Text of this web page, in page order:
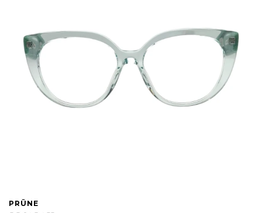
PRÜNE